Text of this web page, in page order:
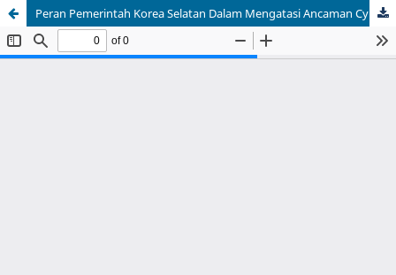
Peran Pemerintah Korea Selatan Dalam Mengatasi Ancaman Cyberbullying Terhadap Personal Security Bintang Korea Tahun 2019-2020